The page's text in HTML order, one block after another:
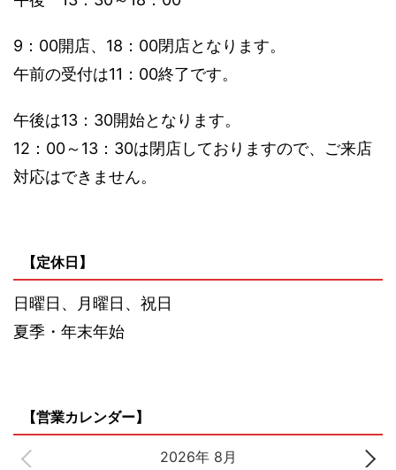
9：00開店、18：00閉店となります。
午前の受付は11：00終了です。
午後は13：30開始となります。
12：00～13：30は閉店しておりますので、ご来店
対応はできません。
【定休日】
日曜日、月曜日、祝日
夏季・年末年始
【営業カレンダー】
2026年 8月